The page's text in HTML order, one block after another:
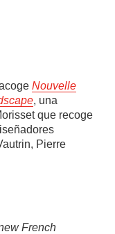
Nouvelle
, una
que recoge
Pierre
French